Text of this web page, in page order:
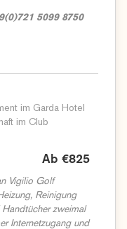
5099 8750
im Garda Hotel
im Club
Ab €825
Vigilio Golf
Reinigung
zweimal
Internetzugang und